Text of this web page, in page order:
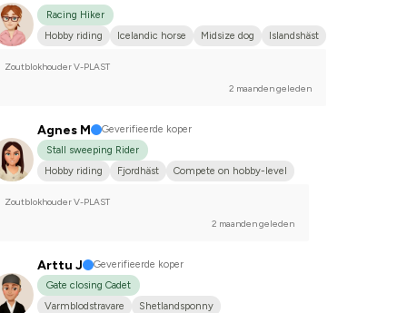
Racing Hiker
Hobby riding
Icelandic horse Midsize dog Islandshäst
Zoutblokhouder V-PLAST
2 maanden geleden
Agnes M
Geverifieerde koper
Stall sweeping Rider
Hobby riding
Fjordhäst Compete on hobby-level
Zoutblokhouder V-PLAST
2 maanden geleden
Arttu J
Geverifieerde koper
Gate closing Cadet
Varmblodstravare
Shetlandsponny